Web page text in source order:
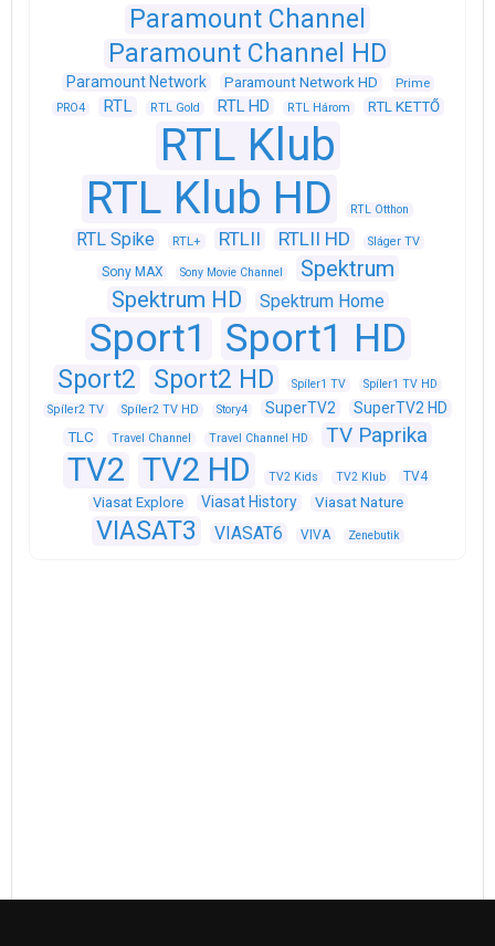
Paramount Channel
Paramount Channel HD
Paramount Network Paramount Network HD Prime
PRO4 RTL RTL Gold RTL HD RTL Három RTL KETTŐ
RTL Klub
RTL Klub HD
RTL Otthon
RTL Spike RTL+ RTLII RTLII HD Sláger TV
Sony MAX Sony Movie Channel
Spektrum
Spektrum HD
Spektrum Home
Sport1 Sport1 HD
Sport2 Sport2 HD Spíler1 TV
Spíler1 TV HD
Spíler2 TV
Spíler2 TV HD Story4 SuperTV2 SuperTV2 HD
TLC Travel Channel Travel Channel HD TV Paprika
TV2 TV2 HD TV2 Kids TV2 Klub TV4
Viasat Explore Viasat History Viasat Nature
VIASAT3 VIASAT6 VIVA Zenebutik